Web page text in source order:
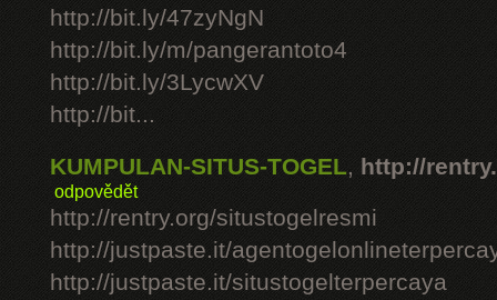
http://bit.ly/47zyNgN
http://bit.ly/m/pangerantoto4
http://bit.ly/3LycwXV
http://bit...
KUMPULAN-SITUS-TOGEL, http://
odpovědět
http://rentry.org/situstogelresmi
http://justpaste.it/
http://justpaste.it/situstogelterpercaya